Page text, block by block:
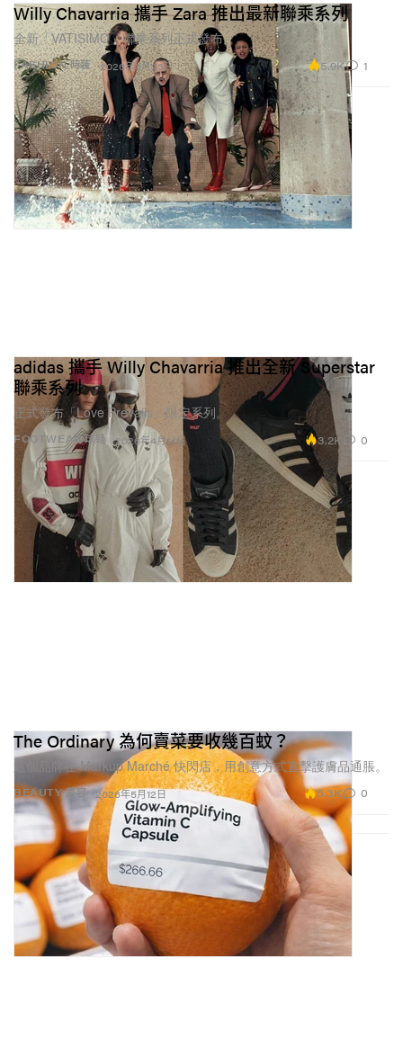
FASHION 時裝
Willy Chavarria 攜手 Zara 推出最新聯乘系列
全新「VATISIMO」聯乘系列正式發布。
2026年3月23日 5.9K 1
FOOTWEAR 球鞋
adidas 攜手 Willy Chavarria 推出全新 Superstar
聯乘系列
正式發布「Love Prevails」限定系列。
2026年4月14日 3.2K 0
BEAUTY 美容
The Ordinary 為何賣菜要收幾百蚊？
這個品牌在 Markup Marché 快閃店，用創意方式直擊護膚品通脹。
2026年5月12日 5.3K 0